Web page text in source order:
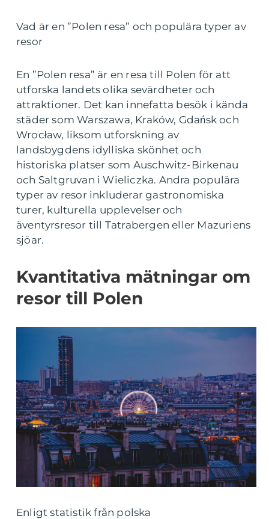
Vad är en ”Polen resa” och populära typer av
resor
En ”Polen resa” är en resa till Polen för att
utforska landets olika sevärdheter och
attraktioner. Det kan innefatta besök i kända
städer som Warszawa, Kraków, Gdańsk och
Wrocław, liksom utforskning av
landsbygdens idylliska skönhet och
historiska platser som Auschwitz-Birkenau
och Saltgruvan i Wieliczka. Andra populära
typer av resor inkluderar gastronomiska
turer, kulturella upplevelser och
äventyrsresor till Tatrabergen eller Mazuriens
sjöar.
Kvantitativa mätningar om
resor till Polen
Enligt statistik från polska